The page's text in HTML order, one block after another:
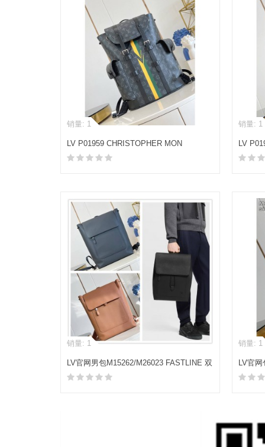
销量: 1
LV P01959 CHRISTOPHER MON
MONOGRAM 中号双肩包
销量: 1
LV
销量: 1
LV官网男包M15262/M26023 FASTLINE 双
肩包
销量: 1
LV官
肩包